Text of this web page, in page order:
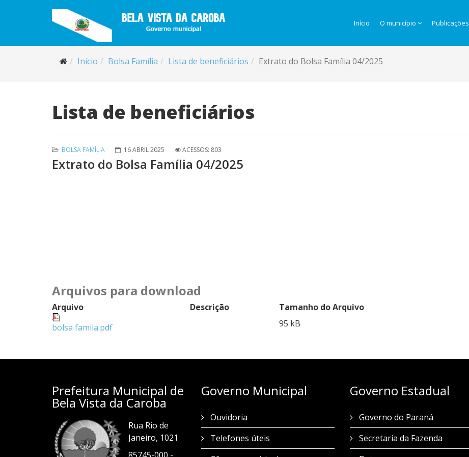
Início O município Publicações
Início Bolsa Família Lista de beneficiários Extrato do Bolsa Família 04/2025
Lista de beneficiários
BOLSA FAMÍLIA 16 ABRIL 2025 ACESSOS: 803
Extrato do Bolsa Família 04/2025
Arquivos para download
Arquivo Descrição Tamanho do Arquivo
bolsa famila.pdf
95 kB
Prefeitura Municipal de
Bela Vista da Caroba
Rua Rio de
Janeiro, 1021
Governo Municipal
Ouvidoria
Telefones úteis
Governo Estadual
Governo do Paraná
Secretaria da Fazenda